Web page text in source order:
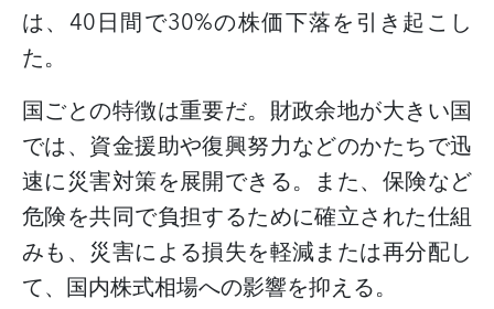
は、 40日間で30%の株価下落を引き起こし
た。
国ごとの特徴は重要だ。財政余地が大きい国
では、資金援助や復興努力などのかたちで迅
速に災害対策を展開できる。また、保険など
危険を共同で負担するために確立された仕組
みも、災害による損失を軽減または再分配し
て、国内株式相場への影響を抑える。